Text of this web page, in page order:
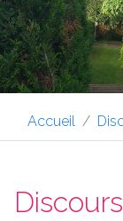
Accueil